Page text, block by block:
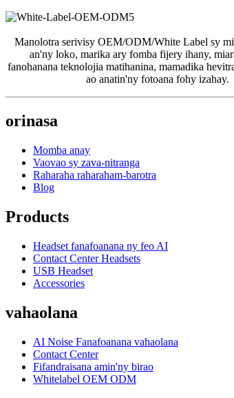
Manolotra serivisy OEM/ODM/White Label sy
an'ny loko, marika ary fomba fijery ihany,
fanohanana teknolojia matihanina, mamadika
ao anatin'ny fotoana fohy izahay.
orinasa
Momba anay
Vaovao sy zava-nitranga
Raharaha raharaham-barotra
Blog
Products
Headset fanafoanana ny feo AI
Contact Center Headsets
USB Headset
Accessories
vahaolana
AI Noise Fanafoanana vahaolana
Contact Center
Fifandraisana amin'ny birao
Whitelabel OEM ODM